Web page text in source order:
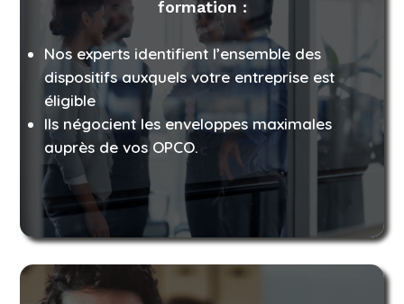
formation :
Nos experts identifient l’ensemble des
dispositifs auxquels votre entreprise est
éligible
Ils négocient les enveloppes maximales
auprès de vos OPCO.